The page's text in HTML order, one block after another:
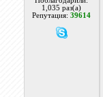
1,035 раз(а)
Репутация:39614